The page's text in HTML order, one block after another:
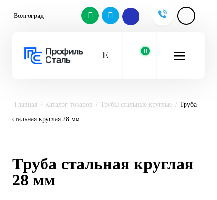
Волгоград
0
Главная Каталог товаров Трубы стальные круглые
Труба
стальная круглая 28 мм
Труба стальная круглая
28 мм